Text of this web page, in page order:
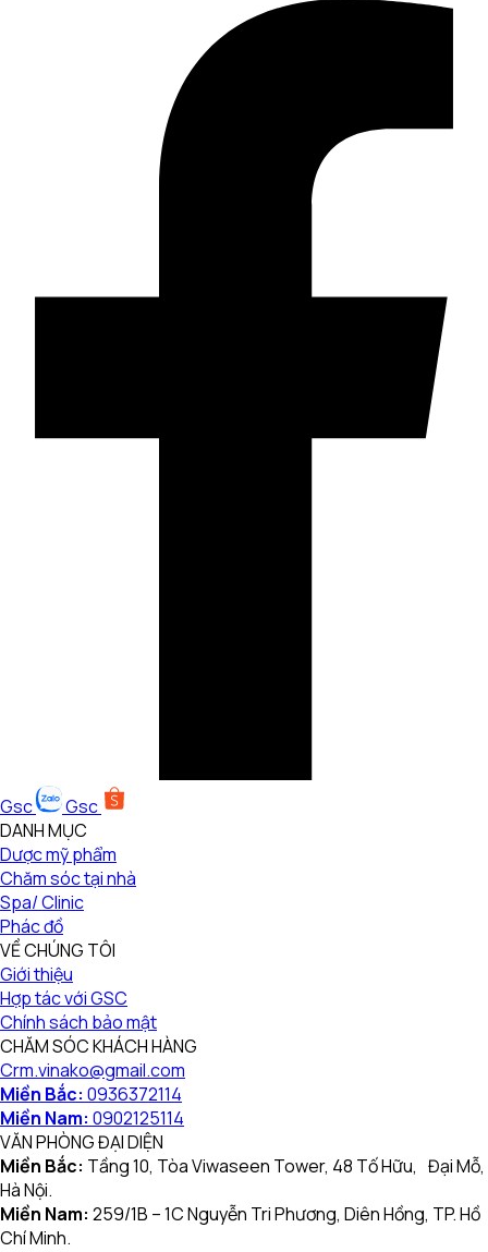
Gsc
Gsc
DANH MỤC
Dược mỹ phẩm
Chăm sóc tại nhà
Spa/ Clinic
Phác đồ
VỀ CHÚNG TÔI
Giới thiệu
Hợp tác với GSC
Chính sách bảo mật
CHĂM SÓC KHÁCH HÀNG
Crm.vinako@gmail.com
Miền Bắc: 0936372114
Miền Nam: 0902125114
VĂN PHÒNG ĐẠI DIỆN
Miền Bắc: Tầng 10, Tòa Viwaseen Tower, 48 Tố Hữu, Đại Mỗ,
Hà Nội.
Miền Nam: 259/1B – 1C Nguyễn Tri Phương, Diên Hồng, TP. Hồ
Chí Minh.